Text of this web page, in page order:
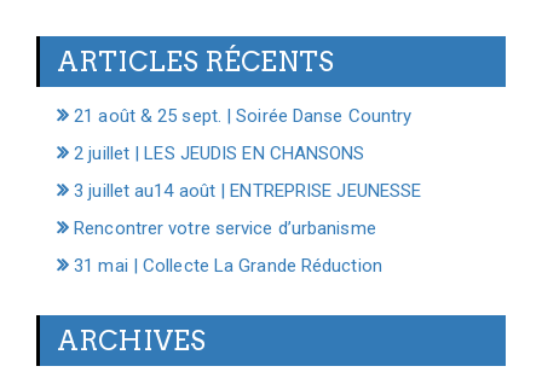
ARTICLES RÉCENTS
21 août & 25 sept. | Soirée Danse Country
2 juillet | LES JEUDIS EN CHANSONS
3 juillet au14 août | ENTREPRISE JEUNESSE
Rencontrer votre service d’urbanisme
31 mai | Collecte La Grande Réduction
ARCHIVES